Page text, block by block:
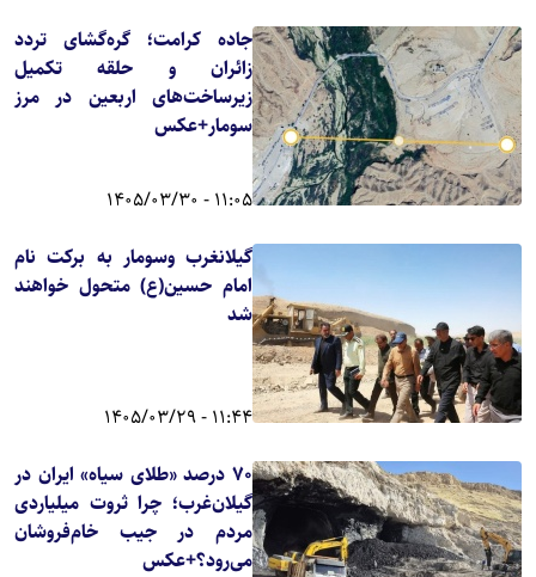
جاده کرامت؛ گره‌گشای تردد
زائران و حلقه تکمیل
زیرساخت‌های اربعین در مرز
سومار+عکس
11:05 - 1405/03/30
گیلانغرب وسومار به برکت نام
امام حسین(ع) متحول خواهند
شد
11:44 - 1405/03/29
۷۰ درصد «طلای سیاه» ایران در
گیلان‌غرب؛ چرا ثروت میلیاردی
مردم در جیب خام‌فروشان
می‌رود؟+عکس